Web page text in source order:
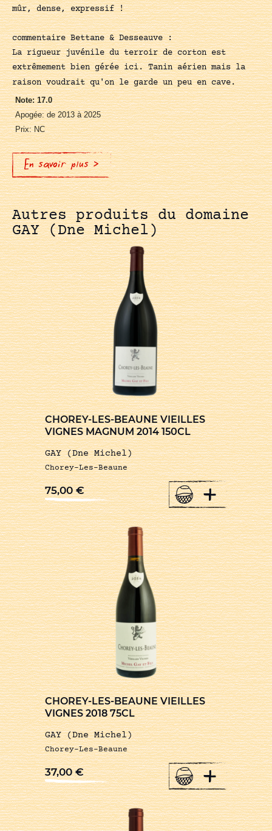
mûr, dense, expressif !
commentaire Bettane & Desseauve :
La rigueur juvénile du terroir de corton est
extrêmement bien gérée ici. Tanin aérien mais la
raison voudrait qu'on le garde un peu en cave.
Note: 17.0
Apogée: de 2013 à 2025
Prix: NC
En savoir plus >
Autres produits du domaine
GAY (Dne Michel)
CHOREY-LES-BEAUNE VIEILLES
VIGNES MAGNUM 2014 150CL
GAY (Dne Michel)
Chorey-Les-Beaune
75,00€ +
CHOREY-LES-BEAUNE VIEILLES
VIGNES 2018 75CL
GAY (Dne Michel)
Chorey-Les-Beaune
37,00€ +